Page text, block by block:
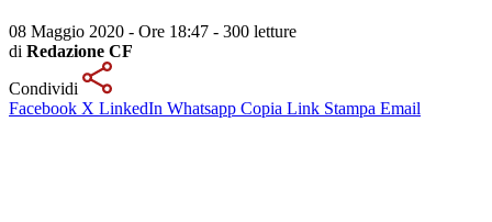
08 Maggio 2020 - Ore 18:47 - 300 letture
di Redazione CF
Condividi
Facebook X LinkedIn Whatsapp Copia Link Stampa Email